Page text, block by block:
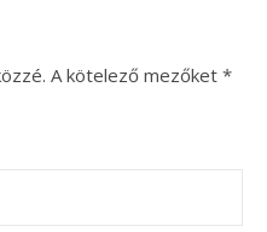
A kötelező mezőket *